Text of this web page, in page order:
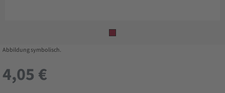
Abbildung symbolisch.
4,05 €